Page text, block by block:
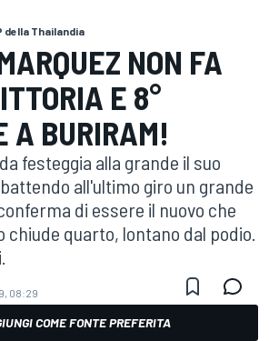
della Thailandia
NON FA
E 8°
A BURIRAM!
festeggia alla grande il suo
all'ultimo giro un grande
di essere il nuovo che
chiude quarto, lontano dal podio.
08:29
COME FONTE PREFERITA